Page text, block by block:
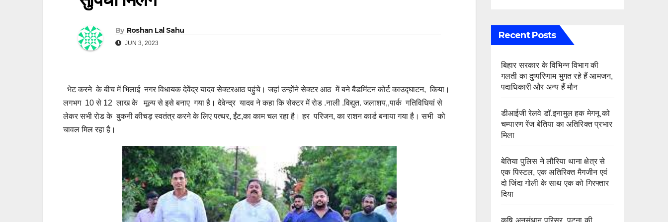
By Roshan Lal Sahu
JUN 3, 2023
भेट करने के बीच में भिलाई नगर विधायक देवेंद्र यादव सेक्टरआठ पहुंचे। जहां उन्होंने सेक्टर आठ में बने बैडमिंटन कोर्ट काउद्घाटन, किया।
लगभग 10 से 12 लाख के मूल्य से इसे बनाए गया है। देवेन्द्र यादव ने कहा कि सेक्टर में रोड .नाली .विद्युत. जलाशय,,पार्क गतिविधियां से
लेकर सभी रोड के बुकनी कीचड़ स्वतंत्र करने के लिए पत्थर, ईंट,का काम चल रहा है। हर परिजन, का राशन कार्ड बनाया गया है। सभी को
चावल मिल रहा है।
Recent Posts
बिहार सरकार के विभिन्न विभाग की
गलती का दुष्परिणाम भुगत रहे हैं आमजन,
पदाधिकारी और अन्य हैं मौन
डीआईजी रेलवे डॉ.इनामुल हक मेगनू को
चम्पारण रेंज बेतिया का अतिरिक्त प्रभार
मिला
बेतिया पुलिस ने लौरिया थाना क्षेत्र से
एक पिस्टल, एक अतिरिक्त मैगजीन एवं
दो जिंदा गोली के साथ एक को गिरफ्तार
दिया